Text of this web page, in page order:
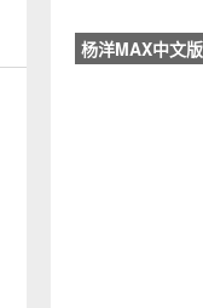
杨洋MAX中文